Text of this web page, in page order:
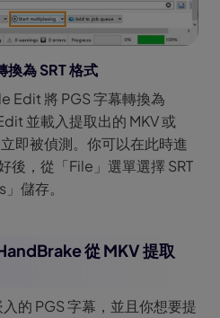
換為 SRT 格式
Edit 將 PGS 字幕轉換為
並載入提取出的 MKV 或
即被偵測。你可以在此時進
後，從「File」選單選擇 SRT
儲存。
從 MKV 提取
的 PGS 字幕，並且你想要提